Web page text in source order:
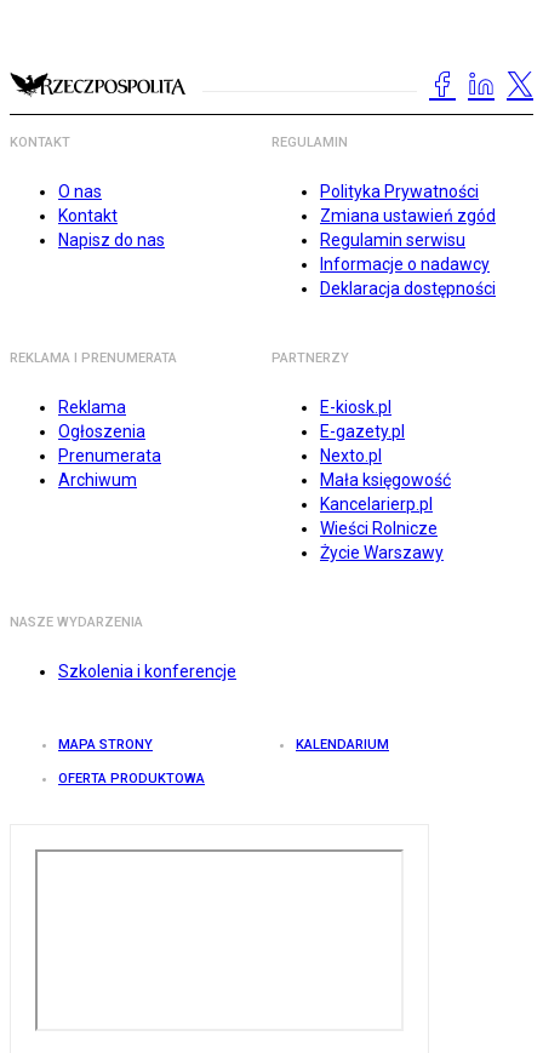
KONTAKT
O nas
Kontakt
Napisz do nas
REGULAMIN
Polityka Prywatności
Zmiana ustawień zgód
Regulamin serwisu
Informacje o nadawcy
Deklaracja dostępności
REKLAMA I PRENUMERATA
Reklama
Ogłoszenia
Prenumerata
Archiwum
PARTNERZY
E-kiosk.pl
E-gazety.pl
Nexto.pl
Mała księgowość
Kancelarierp.pl
Wieści Rolnicze
Życie Warszawy
NASZE WYDARZENIA
Szkolenia i konferencje
MAPA STRONY KALENDARIUM
OFERTA PRODUKTOWA